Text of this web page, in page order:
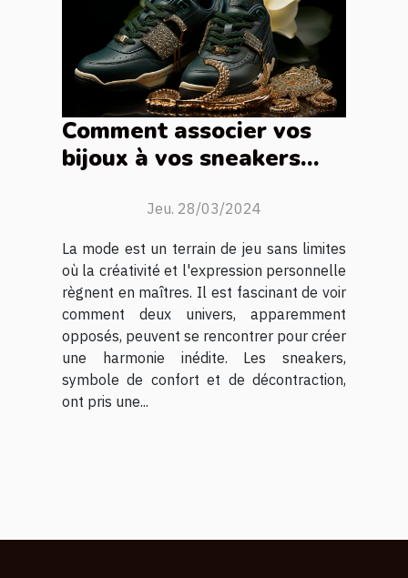
Comment associer vos
bijoux à vos sneakers
décontracté chic
Jeu. 28/03/2024
La mode est un terrain de jeu sans limites
où la créativité et l'expression personnelle
règnent en maîtres. Il est fascinant de voir
comment deux univers, apparemment
opposés, peuvent se rencontrer pour créer
une harmonie inédite. Les sneakers,
symbole de confort et de décontraction,
ont pris une...